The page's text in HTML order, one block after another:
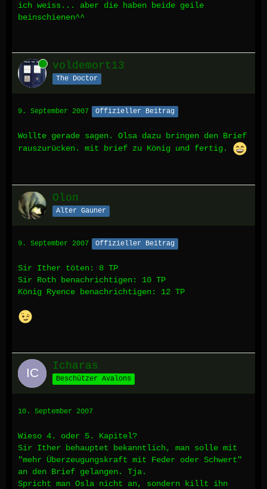
ich weiss... aber die haben beide geile
beinschienen^^
Online voldemort13
The Doctor
9. September 2007 Offizieller Beitrag
Wollte gerade sagen. Olsa dazu bringen den Brief
rauszurücken. mit brief zu König und fertig.
Olon
Alter Gauner
9. September 2007 Offizieller Beitrag
Sir Ither töten: 8 TP
Sir Roth benachrichtigen: 10 TP
König Ryence benachrichtigen: 12 TP
Icharas
Beschützer Avalons
10. September 2007
Wieso 4. oder 5. Kapitel?
Sir Ither behauptet bekanntlich, man solle mit
"mehr Überzeugungskraft mit Feder oder Schwert"
an den Brief gelangen. Tja.
Spricht man Osla nicht an, sondern killt ihn